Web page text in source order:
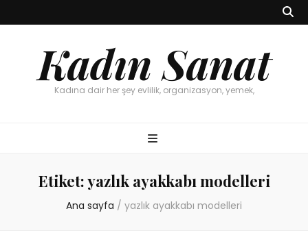
Kadın Sanat
Kadına dair her şey evlilik, organizasyon, yemek,
Etiket:yazlık ayakkabı modelleri
Ana sayfa / yazlık ayakkabı modelleri